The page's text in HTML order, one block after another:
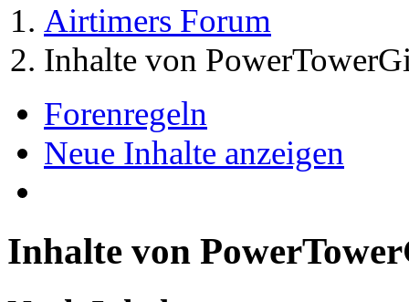
Airtimers Forum
Inhalte von
Forenregeln
Neue Inhalte anzeigen
Inhalte von